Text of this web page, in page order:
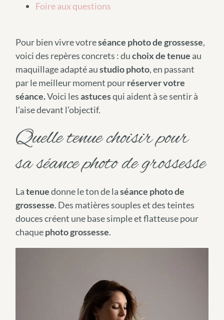
Foire aux questions
Pour bien vivre votreséance photo de grossesse,
voici des repères concrets : duchoix de tenue au
maquillage adapté austudio photo, en passant
par le meilleur moment pourréserver votre
séance.Voici lesastucesqui aident à se sentir à
l’aise devant l’objectif.
Quelle tenue choisir pour
sa séance photo de grossesse
Latenuedonne le ton de laséance photo de
grossesse. Des matières souples et des teintes
douces créent une base simple et flatteuse pour
chaquephoto grossesse.